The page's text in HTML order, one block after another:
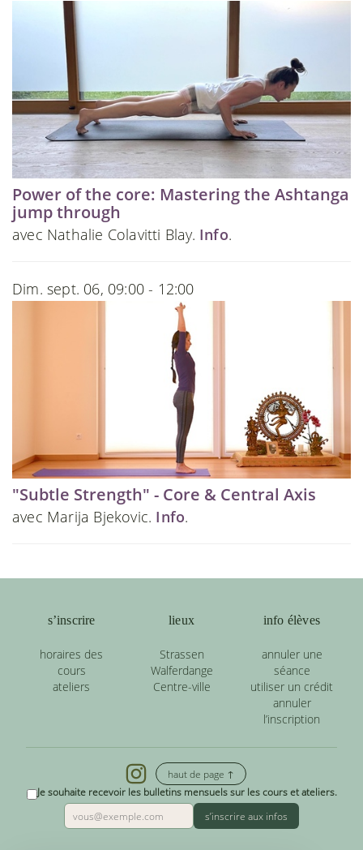
Power of the core: Mastering the Ashtanga
jump through
avec Nathalie Colavitti Blay. Info.
Dim. sept. 06, 09:00 - 12:00
"Subtle Strength" - Core & Central Axis
avec Marija Bjekovic. Info.
s’inscrire
horaires des
cours
ateliers
lieux
Strassen
Walferdange
Centre-ville
info élèves
annuler une
séance
utiliser un crédit
annuler
l’inscription
haut de page ↑
Je souhaite recevoir les bulletins mensuels sur les cours et ateliers.
s’inscrire aux infos